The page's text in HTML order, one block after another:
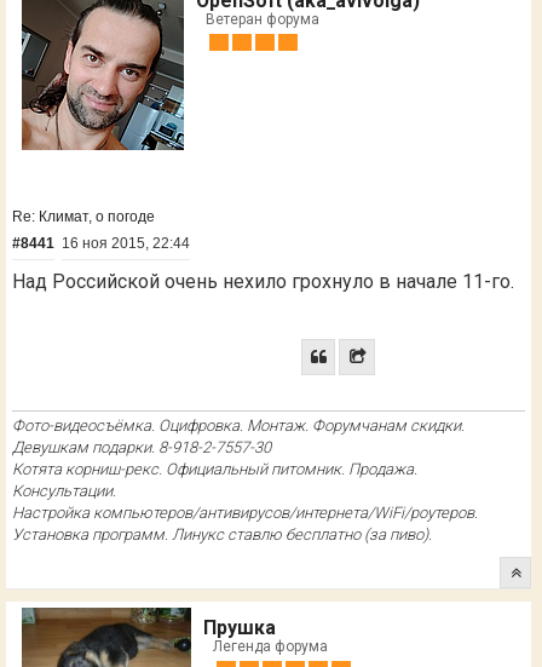
Ветеран форума
Re: Климат, о погоде
#8441 16 ноя 2015, 22:44
Над Российской очень нехило грохнуло в начале 11-го.
Фото-видеосъёмка. Оцифровка. Монтаж. Форумчанам скидки.
Девушкам подарки. 8-918-2-7557-30
Котята корниш-рекс. Официальный питомник. Продажа.
Консультации.
Настройка компьютеров/антивирусов/интернета/WiFi/роутеров.
Установка программ. Линукс ставлю бесплатно (за пиво).
Прушка
Легенда форума